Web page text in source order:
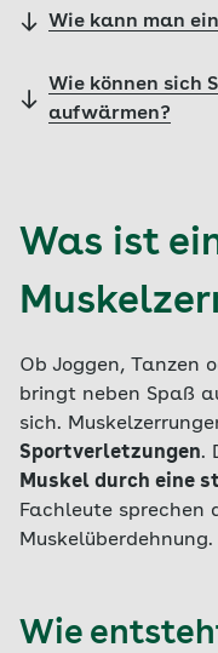
Wie kann man
Wie können sich
aufwärmen?
Was ist
Ob Joggen, Tanzen
bringt neben Spaß
sich.
Sportverletzungen.
Muskel durch eine
Fachleute sprechen
Muskelüberdehnung.
Wie